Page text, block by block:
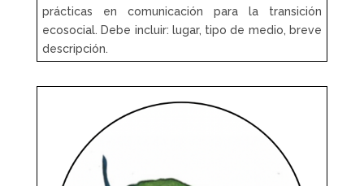
prácticas en comunicación para la transición
ecosocial. Debe incluir: lugar, tipo de medio, breve
descripción.